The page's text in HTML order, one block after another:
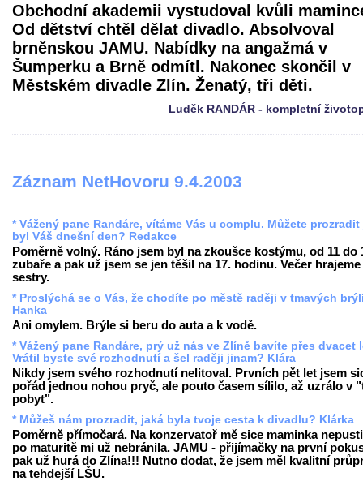
Obchodní akademii vystudoval kvůli
Od dětství chtěl dělat divadlo. Absolvoval
brněnskou JAMU. Nabídky na angažmá v
Šumperku a Brně odmítl. Nakonec skončil v
Městském divadle Zlín. Ženatý, tři děti.
Luděk RANDÁR - kompletní
Záznam NetHovoru 9.4.2003
* Vážený pane Randáre, vítáme Vás u complu. Můžete prozradit
byl Váš dnešní den? Redakce
Poměrně volný. Ráno jsem byl na zkoušce kostýmu, od 11 do
zubaře a pak už jsem se jen těšil na 17. hodinu. Večer
sestry.
* Proslýchá se o Vás, že chodíte po městě raději v tmavých
Hanka
Ani omylem. Brýle si beru do auta a k vodě.
* Vážený pane Randáre, prý už nás ve Zlíně bavíte přes dvacet
Vrátil byste své rozhodnutí a šel raději jinam? Klára
Nikdy jsem svého rozhodnutí nelitoval. Prvních pět let jsem
pořád jednou nohou pryč, ale pouto časem sílilo, až uzrálo v
pobyt".
* Můžeš nám prozradit, jaká byla tvoje cesta k divadlu? Klárka
Poměrně přímočará. Na konzervatoř mě sice maminka
po maturitě mi už nebránila. JAMU - přijímačky na první
pak už hurá do Zlína!!! Nutno dodat, že jsem měl kvalitní
na tehdejší LŠU.